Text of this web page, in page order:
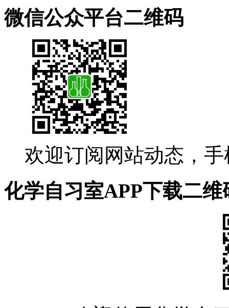
微信公众平台二维码
欢迎订阅网站动态，
化学自习室APP下载二维